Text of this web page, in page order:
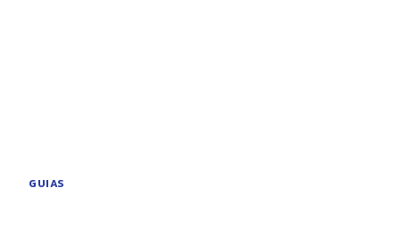
GUIAS